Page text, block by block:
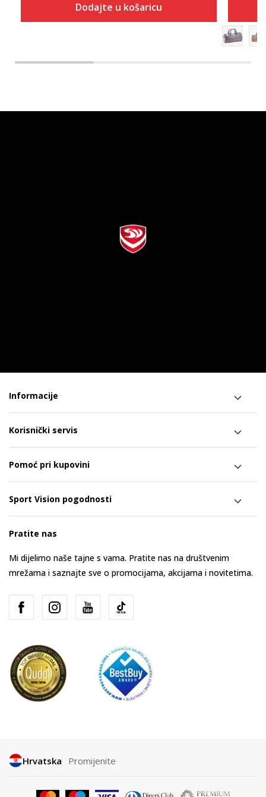
Dodajte u košaricu
Informacije
Korisnički servis
Pomoć pri kupovini
Sport Vision pogodnosti
Pratite nas
Mi dijelimo naše tajne s vama. Pratite nas na društvenim
mrežama i saznajte sve o promocijama, akcijama i novitetima.
Hrvatska Promijenite